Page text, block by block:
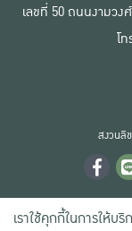
เลขที่ 50 ถนนงามวง
โ
สงวนลิ
เราใช้คุกกี้ในการให้บ